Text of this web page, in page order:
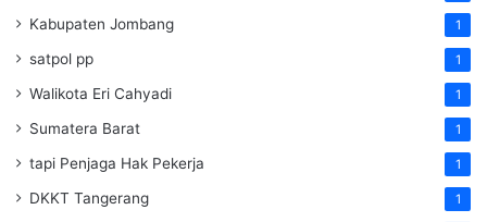
Kabupaten Jombang 1
satpol pp 1
Walikota Eri Cahyadi 1
Sumatera Barat 1
tapi Penjaga Hak Pekerja 1
DKKT Tangerang 1